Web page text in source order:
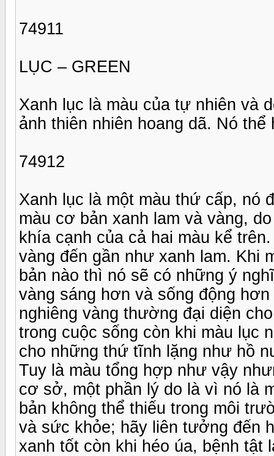
74911
LỤC – GREEN
Xanh lục là màu của tự nhiên và
ảnh thiên nhiên hoang dã. Nó
74912
Xanh lục là một màu thứ cấp, nó
màu cơ bản xanh lam và vàng,
khía cạnh của cả hai màu kể
vàng đến gần như xanh lam. Khi
bản nào thì nó sẽ có những ý
vàng sáng hơn và sống động
nghiêng vàng thường đại diện
trong cuộc sống còn khi màu lục
cho những thứ tĩnh lặng như hồ
Tuy là màu tổng hợp như vậy
cơ sở, một phần lý do là vì nó là
bản không thể thiếu trong môi
và sức khỏe; hãy liên tưởng đến
xanh tốt còn khi héo úa, bệnh tật